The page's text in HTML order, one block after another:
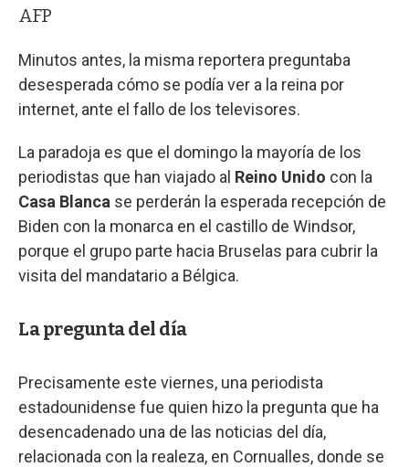
AFP
Minutos antes, la misma reportera preguntaba
desesperada cómo se podía ver a la reina por
internet, ante el fallo de los televisores.
La paradoja es que el domingo la mayoría de los
periodistas que han viajado al Reino Unido con la
Casa Blanca se perderán la esperada recepción de
Biden con la monarca en el castillo de Windsor,
porque el grupo parte hacia Bruselas para cubrir la
visita del mandatario a Bélgica.
La pregunta del día
Precisamente este viernes, una periodista
estadounidense fue quien hizo la pregunta que ha
desencadenado una de las noticias del día,
relacionada con la realeza, en Cornualles, donde se